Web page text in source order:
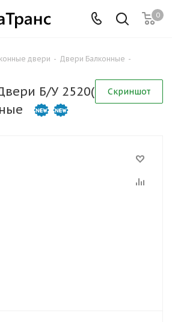
0
двери - Двери Балконные -
Скриншот
Б/У 2520(в) х